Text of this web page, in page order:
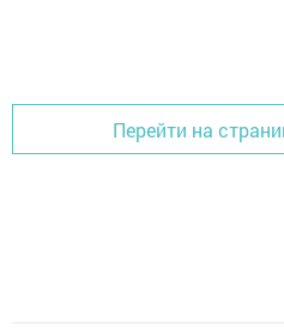
Перейти на